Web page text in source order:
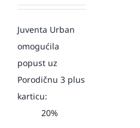
Juventa Urban
omogućila
popust uz
Porodičnu 3 plus
karticu:
20%